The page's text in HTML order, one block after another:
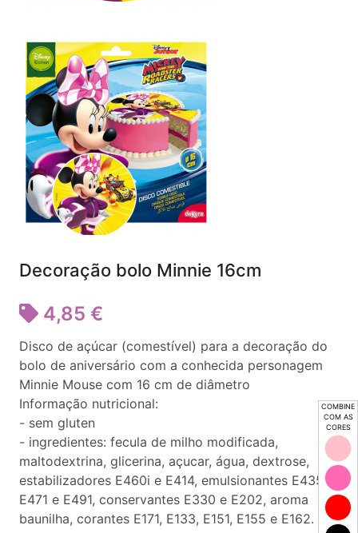
COMBINE
COM AS
CORES
Decoração bolo Minnie 16cm
4,85 €
Disco de açúcar (comestível) para a decoração do
bolo de aniversário com a conhecida personagem
Minnie Mouse com 16 cm de diâmetro
Informação nutricional:
- sem gluten
- ingredientes: fecula de milho modificada,
maltodextrina, glicerina, açucar, água, dextrose,
estabilizadores E460i e E414, emulsionantes E435,
E471 e E491, conservantes E330 e E202, aroma
baunilha, corantes E171, E133, E151, E155 e E162.